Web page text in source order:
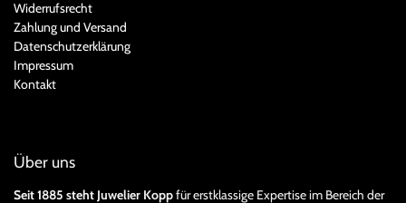
Widerrufsrecht
Zahlung und Versand
Datenschutzerklärung
Impressum
Kontakt
Über uns
Seit 1885 steht Juwelier Koppfür erstklassige Expertise im Bereich der